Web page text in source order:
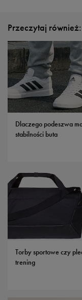
Przeczytaj również:
Dlaczego podeszwa
stabilności buta
Torby sportowe czy
trening